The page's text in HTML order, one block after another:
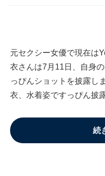
元セクシー女優で現在は
衣さんは7月11日、自身
っぴんショットを披露し
衣、水着姿ですっぴん披
続